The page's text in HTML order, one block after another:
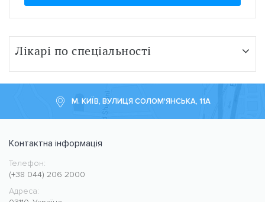
Лікарі по спеціальності
М. КИЇВ, ВУЛИЦЯ СОЛОМ'ЯНСЬКА, 11А
Контактна інформація
Медичний центр CMC MED
https://cmcmed.clinic
Телефон:
(+38 044) 206 2000
Адреса: